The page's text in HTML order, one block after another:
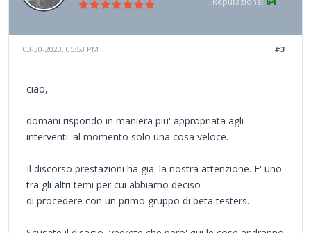
#3
03-30-2023, 05:53 PM
ciao,
domani rispondo in maniera piu' appropriata agli
interventi: al momento solo una cosa veloce.
Il discorso prestazioni ha gia' la nostra attenzione. E' uno
tra gli altri temi per cui abbiamo deciso
di procedere con un primo gruppo di beta testers.